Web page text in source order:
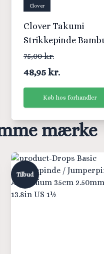
Clover
Clover Takumi
Strikkepinde
23cm 2,50mm
75,00 kr.
48,95 kr.
Køb hos forhandler
mærke
Tilbud